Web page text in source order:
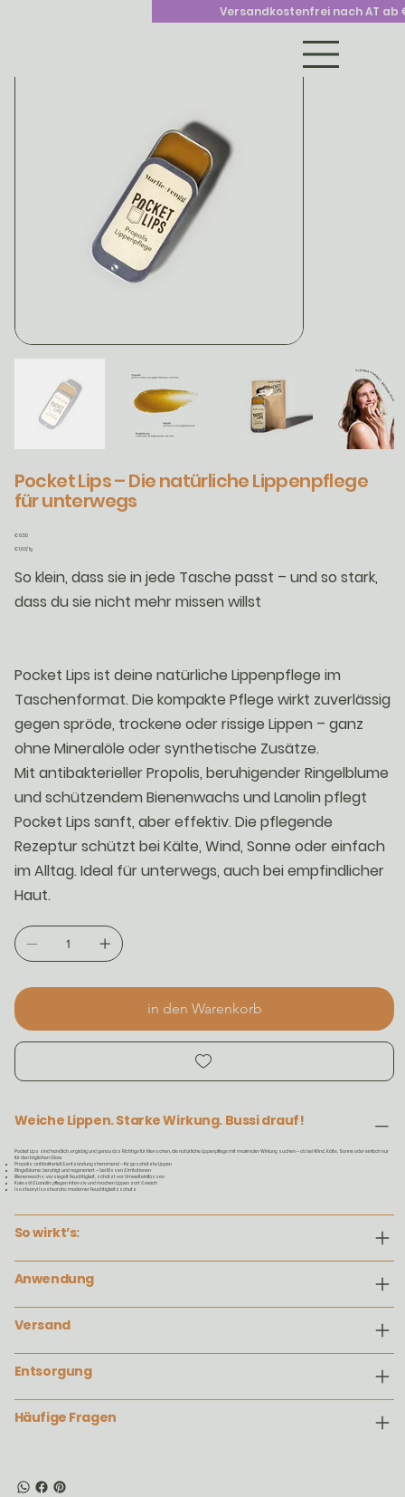
Versandkostenfrei nach AT ab
Pocket Lips – Die natürliche Lippenpflege für unterwegs
Pocket Lips – Die natürliche Lippenpflege
für unterwegs
Preis
€ 6,50
€ 1,63
Gram
€ 1,63/ 1g
So klein, dass sie in jede Tasche passt – und so stark,
dass du sie nicht mehr missen willst
Pocket Lips ist deine natürliche Lippenpflege im
Taschenformat. Die kompakte Pflege wirkt zuverlässig
gegen spröde, trockene oder rissige Lippen – ganz
ohne Mineralöle oder synthetische Zusätze.
Mit antibakterieller Propolis, beruhigender Ringelblume
und schützendem Bienenwachs und Lanolin pflegt
Pocket Lips sanft, aber effektiv. Die pflegende
Rezeptur schützt bei Kälte, Wind, Sonne oder einfach
im Alltag. Ideal für unterwegs, auch bei empfindlicher
Haut.
in den Warenkorb
Weiche Lippen. Starke Wirkung. Bussi drauf!
Pocket Lips sind handlich, ergiebig und genau das Richtige für Menschen, die natürliche Lippenpflege mit maximaler Wirkung suchen – ob bei Wind, Kälte, Sonne oder einfach nur
für den täglichen Glow.
Propolis: antibakteriell & entzündungshemmend – für geschützte Lippen
Ringelblume: beruhigt und regeneriert – bei Rissen & Irritationen
Bienenwachs: versiegelt Feuchtigkeit, schützt vor Umwelteinflüssen
Kokosöl & Lanolin: pflegen intensiv und machen Lippen zart & weich
Isostearyl Isostearate: moderner Feuchtigkeitsschutz
So wirkt’s:
Anwendung
Versand
Entsorgung
Häufige Fragen